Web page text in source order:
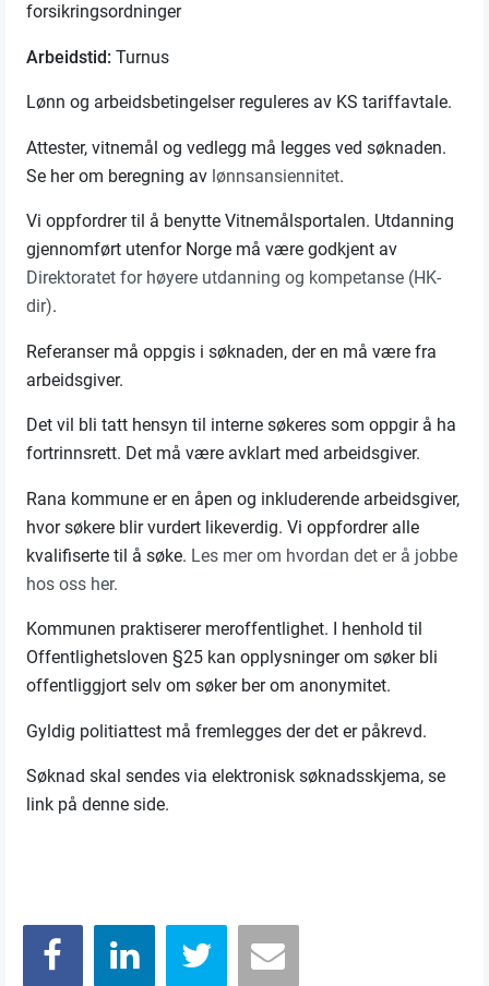
forsikringsordninger
Arbeidstid: Turnus
Lønn og arbeidsbetingelser reguleres av KS tariffavtale.
Attester, vitnemål og vedlegg må legges ved søknaden.
Se her om beregning av lønnsansiennitet.
Vi oppfordrer til å benytte Vitnemålsportalen. Utdanning
gjennomført utenfor Norge må være godkjent av
Direktoratet for høyere utdanning og kompetanse (HK-
dir).
Referanser må oppgis i søknaden, der en må være fra
arbeidsgiver.
Det vil bli tatt hensyn til interne søkeres som oppgir å ha
fortrinnsrett. Det må være avklart med arbeidsgiver.
Rana kommune er en åpen og inkluderende arbeidsgiver,
hvor søkere blir vurdert likeverdig. Vi oppfordrer alle
kvalifiserte til å søke. Les mer om hvordan det er å jobbe
hos oss her.
Kommunen praktiserer meroffentlighet. I henhold til
Offentlighetsloven §25 kan opplysninger om søker bli
offentliggjort selv om søker ber om anonymitet.
Gyldig politiattest må fremlegges der det er påkrevd.
Søknad skal sendes via elektronisk søknadsskjema, se
link på denne side.